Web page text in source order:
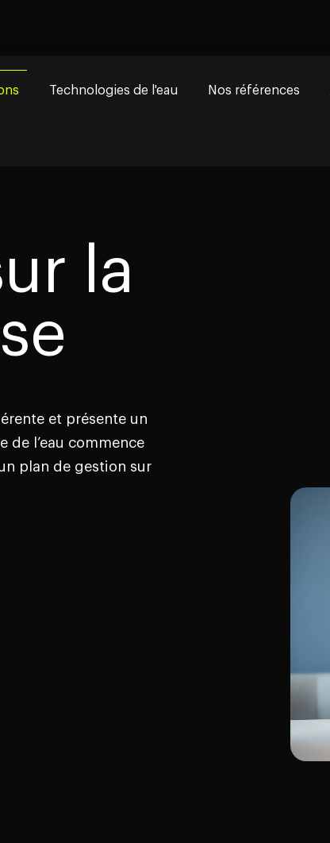
de la légionelle
Technologies de l'eau Nos références
la
et présente un
de l’eau commence
plan de gestion sur